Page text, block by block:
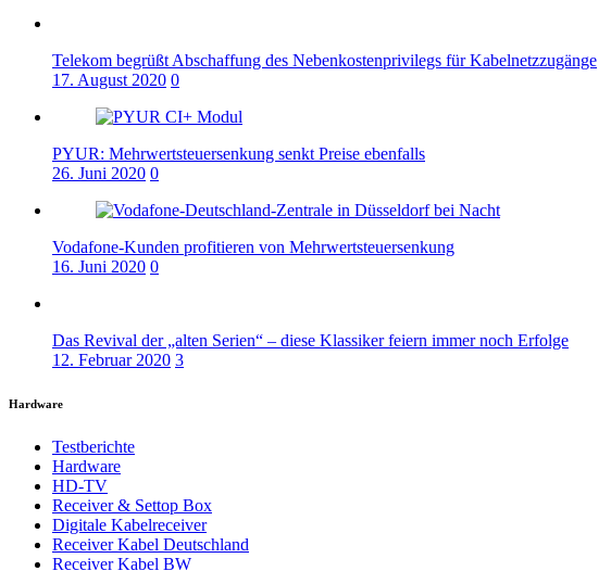
Telekom begrüßt Abschaffung des Nebenkostenprivilegs für Kabelnetzzugänge
17. August 2020 0
PYUR: Mehrwertsteuersenkung senkt Preise ebenfalls
26. Juni 2020 0
Vodafone-Kunden profitieren von Mehrwertsteuersenkung
16. Juni 2020 0
Das Revival der „alten Serien“ – diese Klassiker feiern immer noch Erfolge
12. Februar 2020 3
Hardware
Testberichte
Hardware
HD-TV
Receiver & Settop Box
Digitale Kabelreceiver
Receiver Kabel Deutschland
Receiver Kabel BW